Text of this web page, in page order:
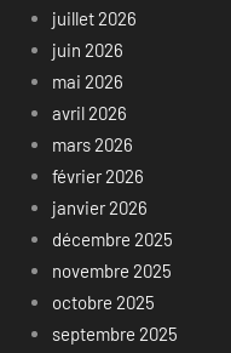
juillet 2026
juin 2026
mai 2026
avril 2026
mars 2026
février 2026
janvier 2026
décembre 2025
novembre 2025
octobre 2025
septembre 2025